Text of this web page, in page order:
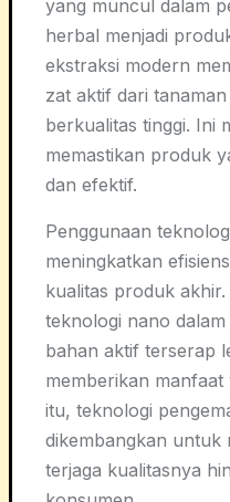
yang muncul dalam
herbal menjadi
ekstraksi modern
zat aktif dari
berkualitas tinggi. Ini
memastikan produk
dan efektif.
Penggunaan
meningkatkan
kualitas produk
teknologi nano
bahan aktif terserap
memberikan
itu, teknologi
dikembangkan untuk
terjaga kualitasnya